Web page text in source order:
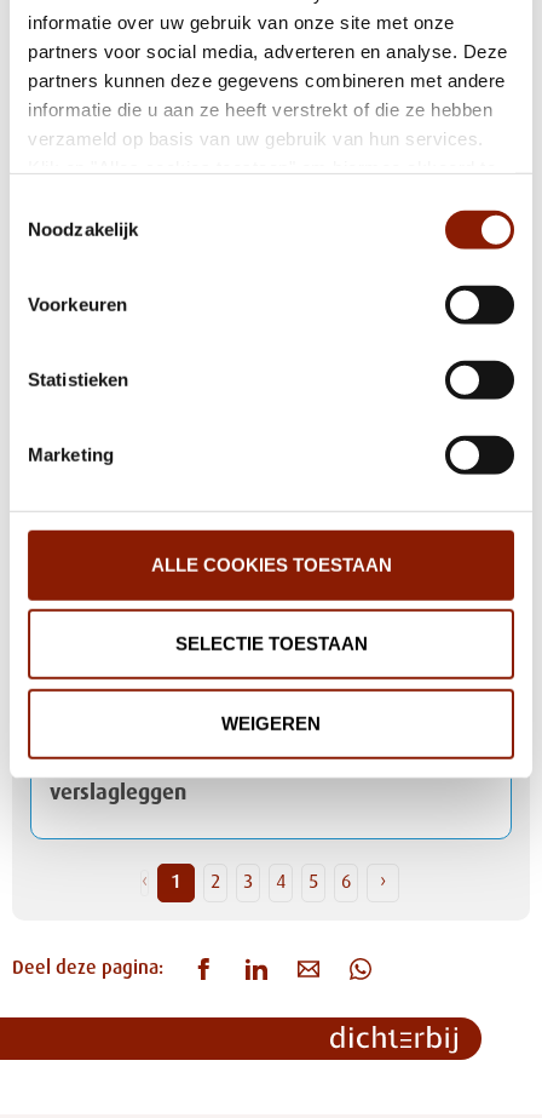
informatie over uw gebruik van onze site met onze
partners voor social media, adverteren en analyse. Deze
partners kunnen deze gegevens combineren met andere
informatie die u aan ze heeft verstrekt of die ze hebben
verzameld op basis van uw gebruik van hun services.
Op onzeprivacypagina
kunt u meer lezen over onze
cookies en via de cookie-instellingen button linksonder op
onze website kan je je toestemming op elk moment
wijzigen.
Noodzakelijk
Voorkeuren
Statistieken
Marketing
ALLE COOKIES TOESTAAN
SELECTIE TOESTAAN
WEIGEREN
Dichterbij ontvangt NEN 7510-certificaat
Fijn wonen begint met elkaar weten te
Nationaal Hitteplan actief
Help jij mee met het testen van onze nieuwe
Mijn Eigen Plan: van handige app naar
Meer mogelijkheden voor lichttherapie
Dichterbij start met spraakgestuurd
verslagleggen
‹ 1 2 3 4 5 6 ›
Deel deze pagina: